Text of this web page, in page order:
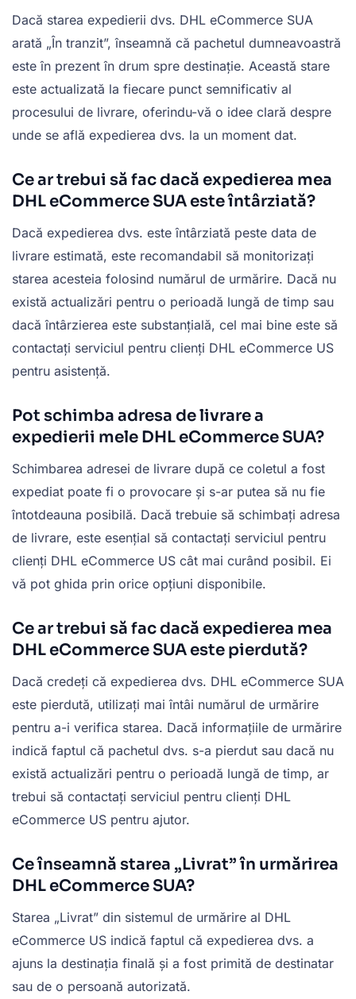
Dacă starea expedierii dvs. DHL eCommerce SUA
arată „În tranzit”, înseamnă că pachetul dumneavoastră
este în prezent în drum spre destinație. Această stare
este actualizată la fiecare punct semnificativ al
procesului de livrare, oferindu-vă o idee clară despre
unde se află expedierea dvs. la un moment dat.
Ce ar trebui să fac dacă expedierea mea
DHL eCommerce SUA este întârziată?
Dacă expedierea dvs. este întârziată peste data de
livrare estimată, este recomandabil să monitorizați
starea acesteia folosind numărul de urmărire. Dacă nu
există actualizări pentru o perioadă lungă de timp sau
dacă întârzierea este substanțială, cel mai bine este să
contactați serviciul pentru clienți DHL eCommerce US
pentru asistență.
Pot schimba adresa de livrare a
expedierii mele DHL eCommerce SUA?
Schimbarea adresei de livrare după ce coletul a fost
expediat poate fi o provocare și s-ar putea să nu fie
întotdeauna posibilă. Dacă trebuie să schimbați adresa
de livrare, este esențial să contactați serviciul pentru
clienți DHL eCommerce US cât mai curând posibil. Ei
vă pot ghida prin orice opțiuni disponibile.
Ce ar trebui să fac dacă expedierea mea
DHL eCommerce SUA este pierdută?
Dacă credeți că expedierea dvs. DHL eCommerce SUA
este pierdută, utilizați mai întâi numărul de urmărire
pentru a-i verifica starea. Dacă informațiile de urmărire
indică faptul că pachetul dvs. s-a pierdut sau dacă nu
există actualizări pentru o perioadă lungă de timp, ar
trebui să contactați serviciul pentru clienți DHL
eCommerce US pentru ajutor.
Ce înseamnă starea „Livrat” în urmărirea
DHL eCommerce SUA?
Starea „Livrat” din sistemul de urmărire al DHL
eCommerce US indică faptul că expedierea dvs. a
ajuns la destinația finală și a fost primită de destinatar
sau de o persoană autorizată.